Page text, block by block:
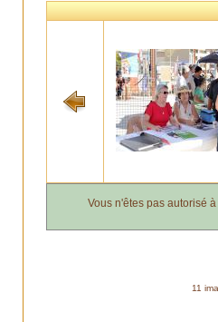
Vous n'êtes pas autorisé
11